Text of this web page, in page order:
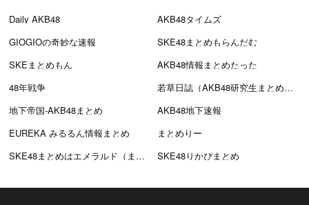
Daily AKB48
AKB48タイムズ
GIOGIOの奇妙な速報
SKE48まとめもらんだむ
SKEまとめもん
AKB48情報まとめたった
48年戦争
若草日誌（AKB48研究生まとめブログ）
地下帝国-AKB48まとめ
AKB48地下速報
EUREKA みるるん情報まとめ
まとめりー
SKE48まとめはエメラルド（まとえめ）
SKE48りかぴまとめ